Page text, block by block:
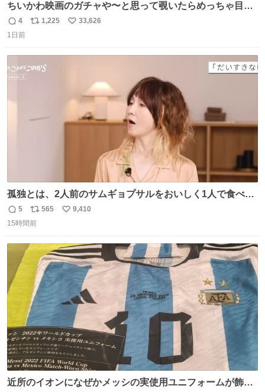
ちいかわ映画のガチャや〜と思って覗いたらめっちゃ目合
って気まずい
返
信
4
リ
ト
1,225
い
33,626
1日前
孤独とは、2人前のサムギョプサルをおいしく1人で食べる
ことである←好きすぎる
返
信
5
リ
ポ
ト
数
565
い
数
9,410
15時間前
近所のイオンになぜかメッシの実使用ユニフォームが飾っ